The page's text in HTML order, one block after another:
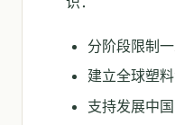
分阶段限制
建立全球塑
支持发展中